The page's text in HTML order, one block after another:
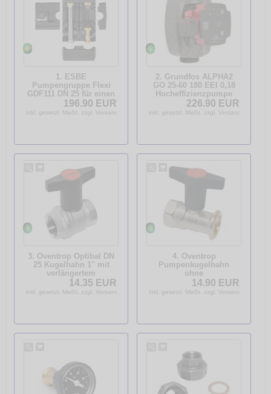
1. ESBE
Pumpengruppe Flexi
GDF111 DN 25 für einen
ungemischten Kreis
ohne Pumpe 61200100
196.90 EUR
inkl. gesetzl. MwSt. zzgl. Versandkosten
2. Grundfos ALPHA2
GO 25-60 180 EEI 0,18
Hocheffizienzpumpe
Autoadapt Bluetooth
inkl. Dämmschale
226.90 EUR
inkl. gesetzl. MwSt. zzgl. Versandkosten
3. Oventrop Optibal DN
25 Kugelhahn 1" mit
verlängertem
Knebelgriff 1077108
14.35 EUR
inkl. gesetzl. MwSt. zzgl. Versandkosten
4. Oventrop
Pumpenkugelhahn
ohne
Schwerkraftbremse
"Optibal P" DN 25 1"IG
14.90 EUR
inkl. gesetzl. MwSt. zzgl. Versandkosten